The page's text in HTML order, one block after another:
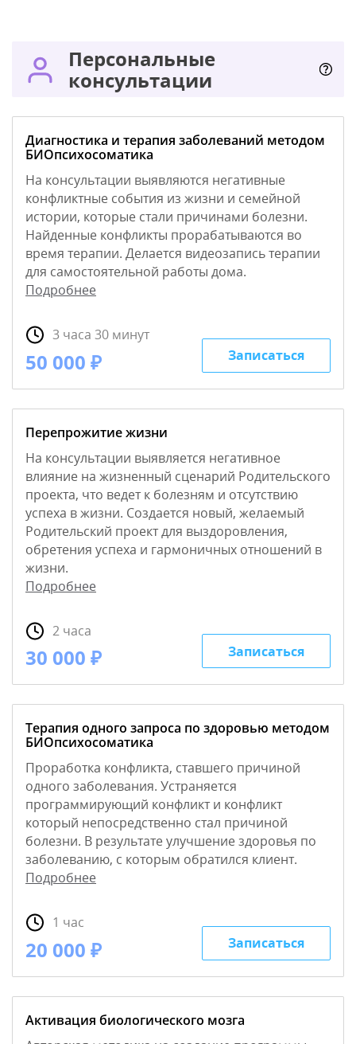
Персональные
консультации
Диагностика и терапия заболеваний методом
БИОпсихосоматика
На консультации выявляются негативные
конфликтные события из жизни и семейной
истории, которые стали причинами болезни.
Найденные конфликты прорабатываются во
время терапии. Делается видеозапись терапии
для самостоятельной работы дома.
Подробнее
3 часа 30 минут
50 000 ₽ Записаться
Перепрожитие жизни
На консультации выявляется негативное
влияние на жизненный сценарий Родительского
проекта, что ведет к болезням и отсутствию
успеха в жизни. Создается новый, желаемый
Родительский проект для выздоровления,
обретения успеха и гармоничных отношений в
жизни.
Подробнее
2 часа
30 000 ₽ Записаться
Терапия одного запроса по здоровью методом
БИОпсихосоматика
Проработка конфликта, ставшего причиной
одного заболевания. Устраняется
программирующий конфликт и конфликт
который непосредственно стал причиной
болезни. В результате улучшение здоровья по
заболеванию, с которым обратился клиент.
Подробнее
1 час
20 000 ₽ Записаться
Активация биологического мозга